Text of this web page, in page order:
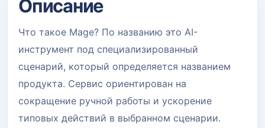
Описание
Что такое Mage? По названию это AI-
инструмент под специализированный
сценарий, который определяется названием
продукта. Сервис ориентирован на
сокращение ручной работы и ускорение
типовых действий в выбранном сценарии.